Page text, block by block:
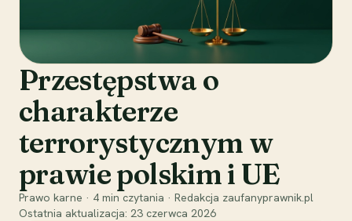
Przestępstwa o
charakterze
terrorystycznym w
prawie polskim i UE
Prawo karne · 4 min czytania · Redakcja zaufanyprawnik.pl
Ostatnia aktualizacja: 23 czerwca 2026